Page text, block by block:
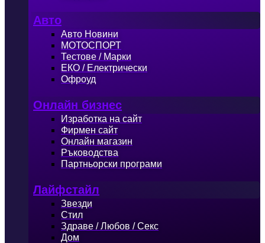
Авто
Авто Новини
МОТОСПОРТ
Тестове / Марки
ЕКО / Електрически
Офроуд
Онлайн бизнес
Изработка на сайт
Фирмен сайт
Онлайн магазин
Ръководства
Партньорски програми
Лайфстайл
Звезди
Стил
Здраве / Любов / Секс
Дом